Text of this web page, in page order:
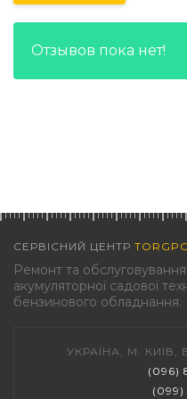
Отзывов пока нет!
СЕРВІСНИЙ ЦЕНТР
Ремонт та
акумуляторної садової
бензинового обладнання.
УКРАЇНА, М. КИЇВ,
(096)
(099)